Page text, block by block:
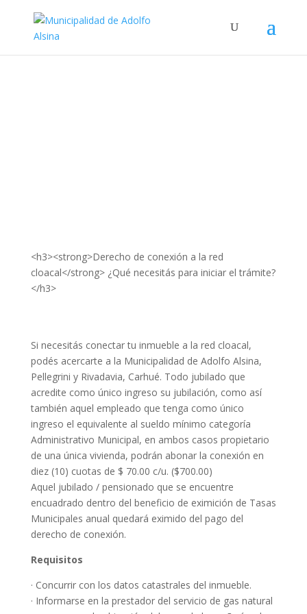
<h3><strong>Derecho de conexión a la red
cloacal</strong> ¿Qué necesitás para iniciar el trámite?
</h3>
Si necesitás conectar tu inmueble a la red cloacal,
podés acercarte a la Municipalidad de Adolfo Alsina,
Pellegrini y Rivadavia, Carhué. Todo jubilado que
acredite como único ingreso su jubilación, como así
también aquel empleado que tenga como único
ingreso el equivalente al sueldo mínimo categoría
Administrativo Municipal, en ambos casos propietario
de una única vivienda, podrán abonar la conexión en
diez (10) cuotas de $ 70.00 c/u. ($700.00)
Aquel jubilado / pensionado que se encuentre
encuadrado dentro del beneficio de eximición de Tasas
Municipales anual quedará eximido del pago del
derecho de conexión.
Requisitos
· Concurrir con los datos catastrales del inmueble.
· Informarse en la prestador del servicio de gas natural